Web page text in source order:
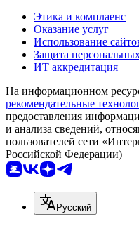
Этика и комплаенс
Оказание услуг
Использование
Защита
ИТ аккредитация
На информационном
рекомендательные
предоставления
и анализа сведений,
пользователей сети
Российской Федерации)
Русский